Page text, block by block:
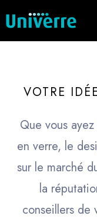
VOTRE
Que vous
en verre, le
sur le marché
la
conseillers de